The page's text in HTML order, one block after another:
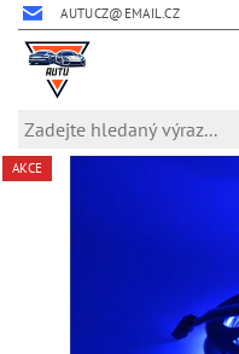
AUTUCZ@EMAIL.CZ
AKCE